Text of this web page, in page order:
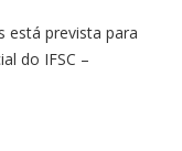
está prevista para
do IFSC –